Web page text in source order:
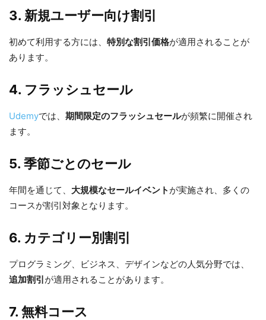
3. 新規ユーザー向け割引
初めて利用する方には、 特別な割引価格が適用されることが
あります。
4. フラッシュセール
Udemyでは、 期間限定のフラッシュセールが頻繁に開催され
ます。
5. 季節ごとのセール
年間を通じて、 大規模なセールイベント が実施され、多くの
コースが割引対象となります。
6. カテゴリー別割引
プログラミング、ビジネス、デザインなどの人気分野では、
追加割引が適用されることがあります。
7. 無料コース